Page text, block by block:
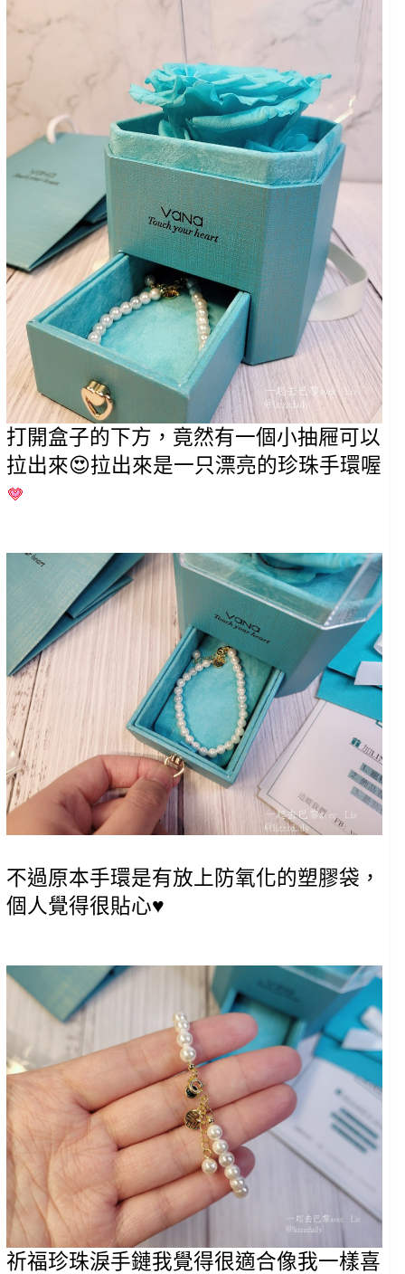
打開盒子的下方，竟然有一個小抽屜可以
拉出來😍拉出來是一只漂亮的珍珠手環喔
不過原本手環是有放上防氧化的塑膠袋，
個人覺得很貼心♥️
祈福珍珠淚手鏈我覺得很適合像我一樣喜